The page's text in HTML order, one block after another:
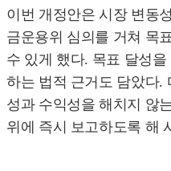
이번 개정안은 시장 변동
금운용위 심의를 거쳐 목
수 있게 했다. 목표 달성
하는 법적 근거도 담았다.
성과 수익성을 해치지 않
위에 즉시 보고하도록 해